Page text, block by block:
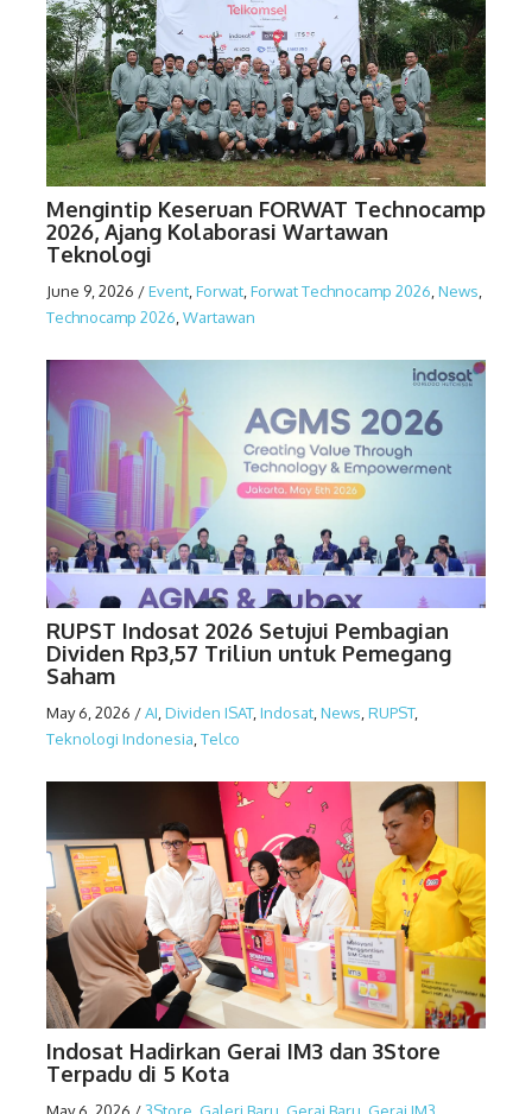
Mengintip Keseruan FORWAT Technocamp
2026, Ajang Kolaborasi Wartawan
Teknologi
June 9, 2026 /Event,Forwat,Forwat Technocamp 2026,News,
Technocamp 2026,Wartawan
RUPST Indosat 2026 Setujui Pembagian
Dividen Rp3,57 Triliun untuk Pemegang
Saham
May 6, 2026 /AI Dividen ISAT, Indosat News RUPST,
Teknologi Indonesia Telco
Indosat Hadirkan Gerai IM3 dan 3Store
Terpadu di 5 Kota